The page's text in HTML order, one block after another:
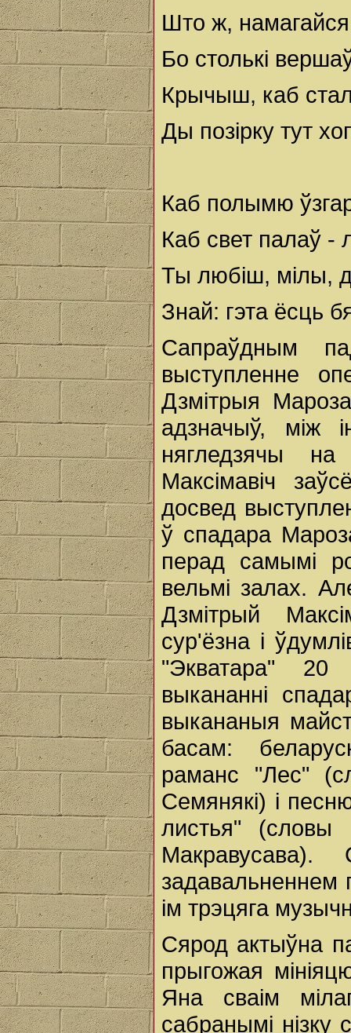
Што ж,
Бо столькі
Крычыш, каб
Ды позірку тут
Каб полымю
Каб свет палаў -
Ты любіш, мілы,
Знай: гэта ёсць
Сапраўдным
выступленне
Дзмітрыя
адзначыў, між
нягледзячы
Максімавіч
досвед
ў спадара
перад самымі
вельмі залах.
Дзмітрый
сур'ёзна і
"Экватара" 20
выкананні
выкананыя
басам:
раманс "Лес"
Семянякі) і
листья" (словы
задавальненнем
ім трэцяга
Сярод актыўна
прыгожая
Яна сваім
сабранымі нізку